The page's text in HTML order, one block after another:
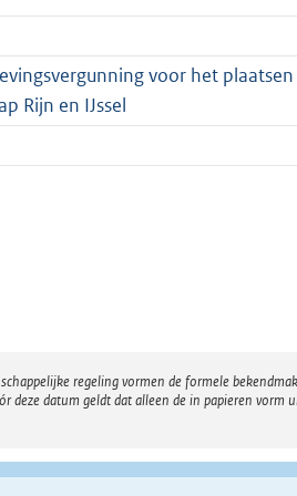
voor het
Rijn en IJssel
regeling vormen de formele
datum geldt dat alleen de in papieren vorm